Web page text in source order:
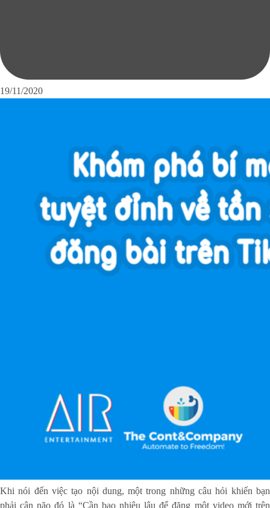
19/11/2020
Khi nói đến việc tạo nội dung, một trong những câu hỏi khiến bạn
phải cân não đó là “Cần bao nhiêu lâu để đăng một video mới trên